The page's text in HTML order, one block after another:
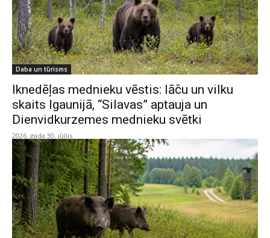
Daba un tūrisms
Iknedēļas mednieku vēstis: lāču un vilku
skaits Igaunijā, “Silavas” aptauja un
Dienvidkurzemes mednieku svētki
2026. gada 30. jūlijs